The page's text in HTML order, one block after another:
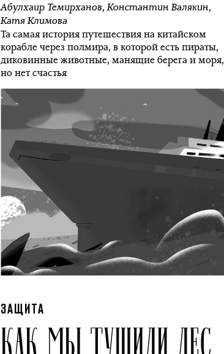
Абулхаир Темирханов,Константин Валякин,
Катя Климова
Та самая история путешествия на китайском
корабле через полмира, в которой есть пираты,
диковинные животные, манящие берега и моря,
но нет счастья
ЗАЩИТА
КАК МЫ ТУШИЛИ ЛЕС,